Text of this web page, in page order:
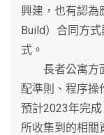
興建，也有認為
Build）合同方
式。
長者公寓方面
配準則、程序操
預計2023年完
所收集到的相關